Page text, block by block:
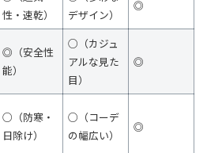
性・速乾）
デザイン）
◎
◎（安全性
能）
○（カジュ
アルな見た
目）
◎
○（防寒・
日除け）
○（コーデ
の幅広い）
◎